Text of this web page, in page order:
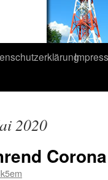
2020
Corona